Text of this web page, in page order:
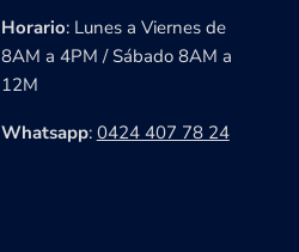
Horario: Lunes a Viernes de
8AM a 4PM / Sábado 8AM a
12M
Whatsapp: 0424 407 78 24